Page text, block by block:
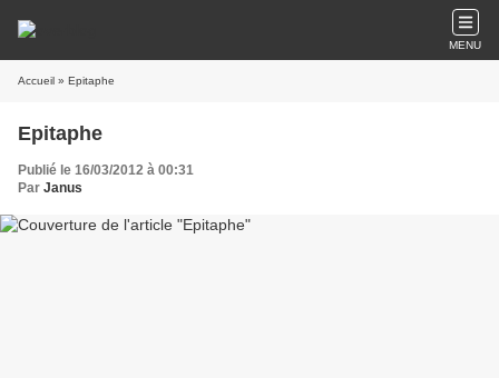
MENU
Accueil » Epitaphe
Epitaphe
Publié le 16/03/2012 à 00:31
Par Janus